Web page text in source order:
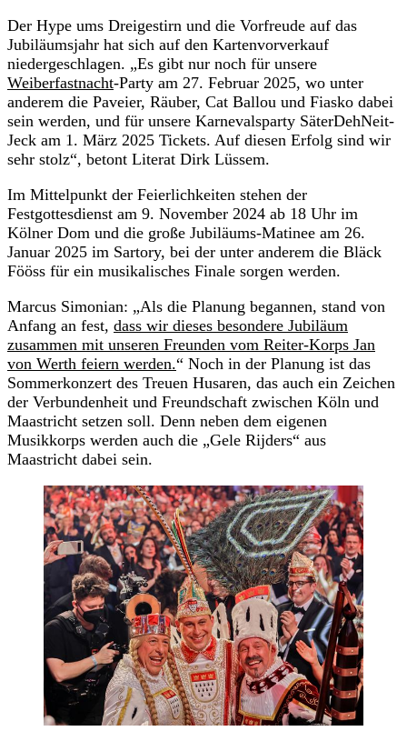
Der Hype ums Dreigestirn und die Vorfreude auf das
Jubiläumsjahr hat sich auf den Kartenvorverkauf
niedergeschlagen. „Es gibt nur noch für unsere
Weiberfastnacht-Party am 27. Februar 2025, wo unter
anderem die Paveier, Räuber, Cat Ballou und Fiasko dabei
sein werden, und für unsere Karnevalsparty SäterDehNeit-
Jeck am 1. März 2025 Tickets. Auf diesen Erfolg sind wir
sehr stolz“, betont Literat Dirk Lüssem.
Im Mittelpunkt der Feierlichkeiten stehen der
Festgottesdienst am 9. November 2024 ab 18 Uhr im
Kölner Dom und die große Jubiläums-Matinee am 26.
Januar 2025 im Sartory, bei der unter anderem die Bläck
Fööss für ein musikalisches Finale sorgen werden.
Marcus Simonian: „Als die Planung begannen, stand von
Anfang an fest, dass wir dieses besondere Jubiläum
zusammen mit unseren Freunden vom Reiter-Korps Jan
von Werth feiern werden.“ Noch in der Planung ist das
Sommerkonzert des Treuen Husaren, das auch ein Zeichen
der Verbundenheit und Freundschaft zwischen Köln und
Maastricht setzen soll. Denn neben dem eigenen
Musikkorps werden auch die „Gele Rijders“ aus
Maastricht dabei sein.